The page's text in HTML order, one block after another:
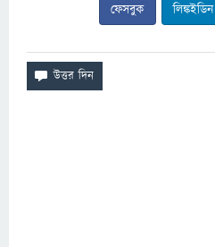
ফেসবুক লিঙ্কইডিন